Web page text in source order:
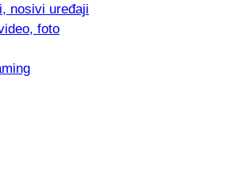
nosivi uređaji
foto